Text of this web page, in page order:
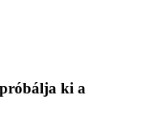
próbálja ki a